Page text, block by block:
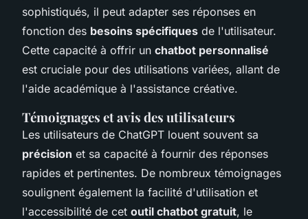
sophistiqués, il peut adapter ses réponses en
fonction des besoins spécifiques de l'utilisateur.
Cette capacité à offrir un chatbot personnalisé
est cruciale pour des utilisations variées, allant de
l'aide académique à l'assistance créative.
Témoignages et avis des utilisateurs
Les utilisateurs de ChatGPT louent souvent sa
précision et sa capacité à fournir des réponses
rapides et pertinentes. De nombreux témoignages
soulignent également la facilité d'utilisation et
l'accessibilité de cet outil chatbot gratuit, le